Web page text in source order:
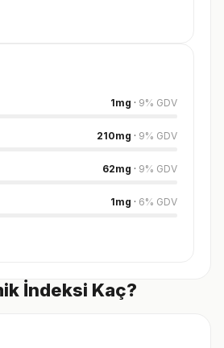
1mg · 9% GDV
210mg · 9% GDV
62mg · 9% GDV
1mg · 6% GDV
İndeksi Kaç?